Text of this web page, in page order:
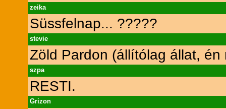
zeika
Süssfelnap... ?????
stevie
Zöld Pardon (állítólag állat, én
szpa
RESTI.
Grizon